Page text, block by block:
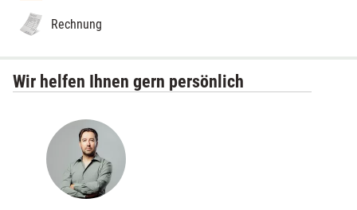
Rechnung
Wir helfen Ihnen gern persönlich